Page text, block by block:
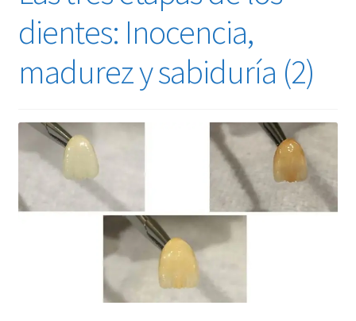
dientes: Inocencia,
madurez y sabiduría (2)